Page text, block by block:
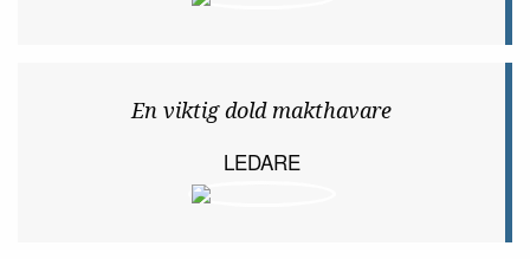
En viktig dold makthavare
LEDARE